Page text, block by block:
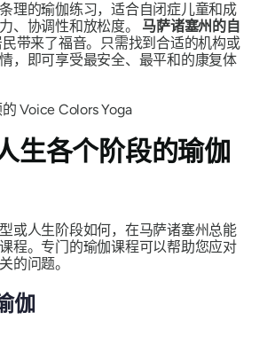
理的瑜伽练习，适合自闭症儿童和成
、协调性和放松度。 马萨诸塞州的自
带来了福音。只需找到合适的机构或
，即可享受最安全、最平和的康复体
Voice Colors Yoga
生各个阶段的瑜伽
或人生阶段如何，在马萨诸塞州总能
程。专门的瑜伽课程可以帮助您应对
的问题。
伽